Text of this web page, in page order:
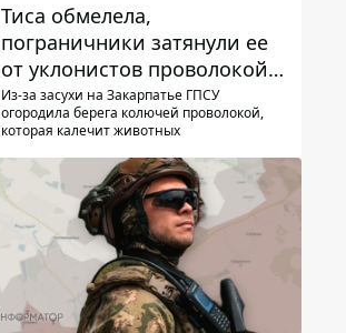
Тиса обмелела,
пограничники затянули ее
от уклонистов проволокой
Егоза, которая убивает
диких животных -
тревогу
Из-за засухи на Закарпатье ГПСУ
огородила берега колючей проволокой,
которая калечит животных